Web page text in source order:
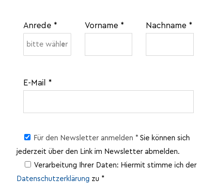
Anrede * Vorname * Nachname *
E-Mail *
Für den Newsletter anmelden * Sie können sich
jederzeit über den Link im Newsletter abmelden.
Verarbeitung Ihrer Daten: Hiermit stimme ich der
Datenschutzerklärung zu *